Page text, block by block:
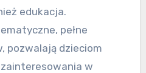
edukacja.
pełne
pozwalają dzieciom
w